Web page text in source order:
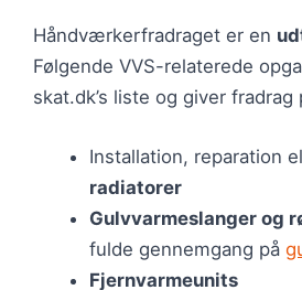
Håndværkerfradraget er en
Følgende VVS-relaterede
skat.dk’s liste og giver
Installation, reparation
radiatorer
Gulvvarmeslanger og
fulde gennemgang på
Fjernvarmeunits